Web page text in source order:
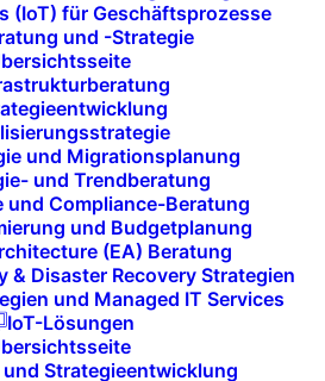
(IoT) für Geschäftsprozesse
und -Strategie
und Migrationsplanung
und Trendberatung
und Compliance-Beratung
und Budgetplanung
(EA) Beratung
& Disaster Recovery Strategien
und Managed IT Services
IoT-Lösungen
Strategieentwicklung
Viable Product
Entwicklung
sich auf die
wichtigsten Funktionen
um es so schnell wie
Markt zu bringen. Wir
dieKernfunktionenzu
setzen diese so um, dass
Produkt erhalten, das